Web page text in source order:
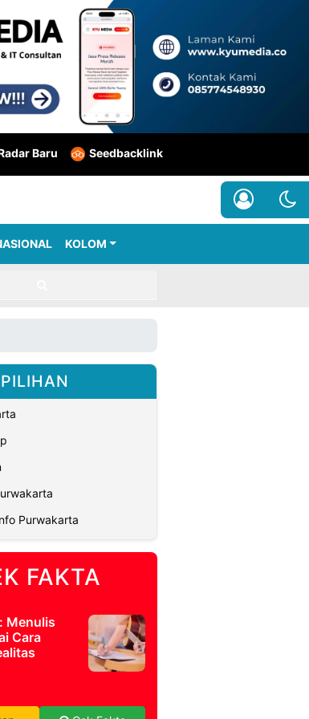
Baru Seedbacklink
KOLOM
Purwakarta
FAKTA
Menulis
Cara